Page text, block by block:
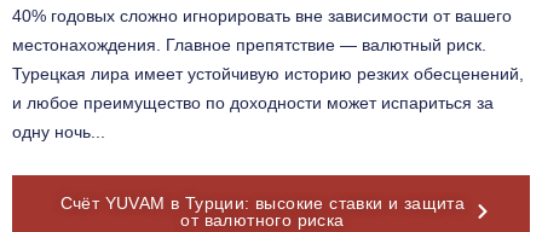
40% годовых сложно игнорировать вне зависимости от вашего
местонахождения. Главное препятствие — валютный риск.
Турецкая лира имеет устойчивую историю резких обесценений,
и любое преимущество по доходности может испариться за
одну ночь...
Счёт YUVAM в Турции: высокие ставки и защита
от валютного риска